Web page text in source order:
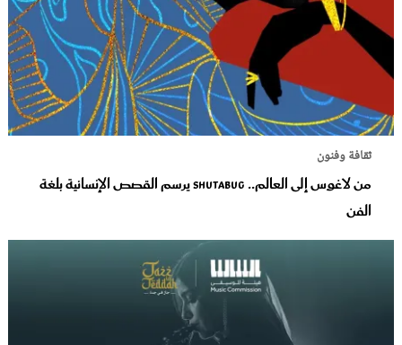
ثقافة وفنون
من لاغوس إلى العالم.. Shutabug يرسم القصص الإنسانية بلغة
الفن